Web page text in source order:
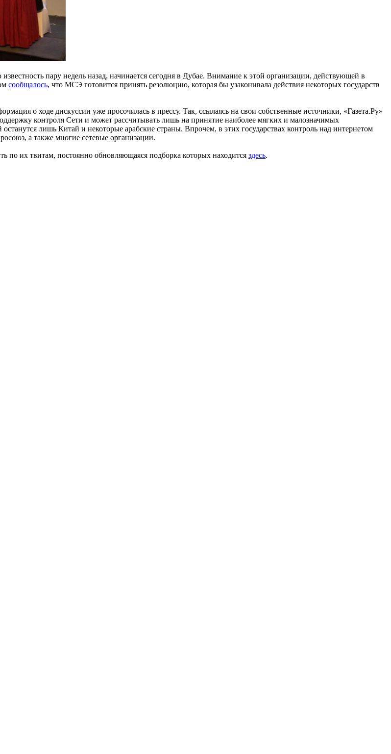
пару недель назад, начинается сегодня в Дубае. Внимание к этой организации, действующей в
сообщалось, что МСЭ готовится принять резолюцию, которая бы узаконивала действия некоторых государств
о ходе дискуссии уже просочилась в прессу. Так, ссылаясь на свои собственные источники, «Газета.Ру»
контроля Сети и может рассчитывать лишь на принятие наиболее мягких и малозначимых
лишь Китай и некоторые арабские страны. Впрочем, в этих государствах контроль над интернетом
а также многие сетевые организации.
по их твитам, постоянно обновляющаяся подборка которых находится здесь.